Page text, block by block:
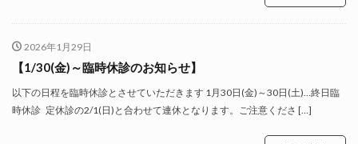
2026年1月29日
【1/30(金)～臨時休診のお知らせ】
以下の日程を臨時休診とさせていただきます 1月30日(金)～30日(土)…終日臨
時休診 定休診の2/1(日)と合わせて連休となります。ご注意くださ […]